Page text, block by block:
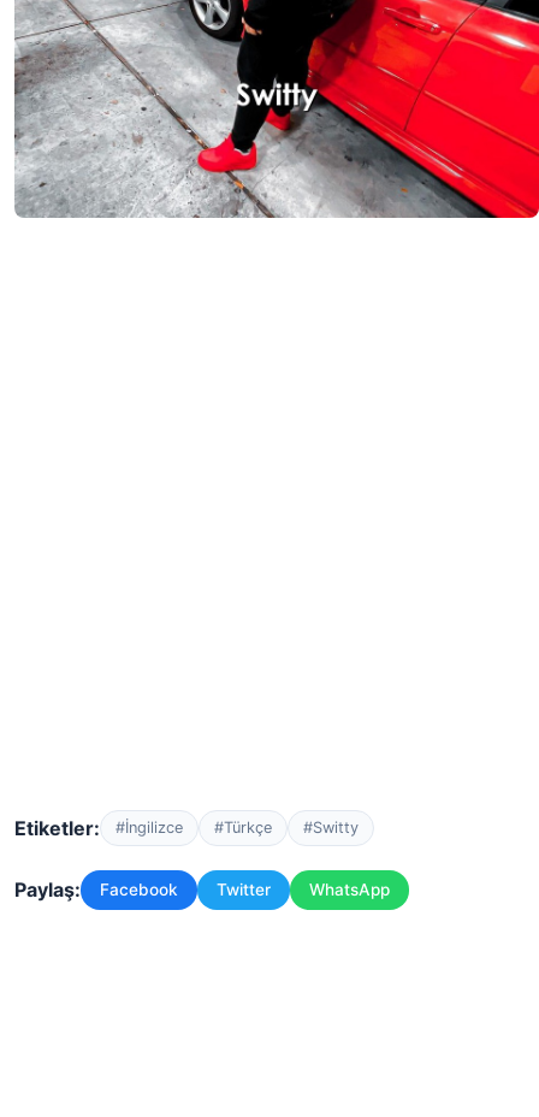
Etiketler: #İngilizce #Türkçe #Switty
Paylaş: Facebook Twitter WhatsApp